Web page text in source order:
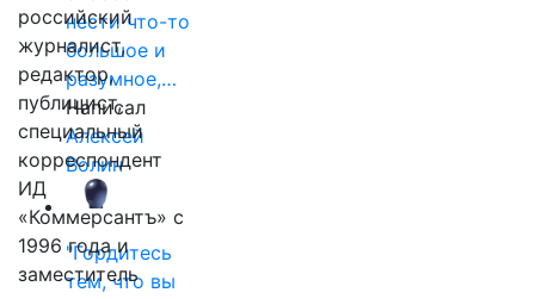
нести что-то
большое и
разумное,…
Написал
Алексей
Волин
"Гордитесь
тем, что вы
российский
журналист,
редактор,
публицист,
специальный
корреспондент
ИД
«Коммерсантъ» с
1996 года и
заместитель